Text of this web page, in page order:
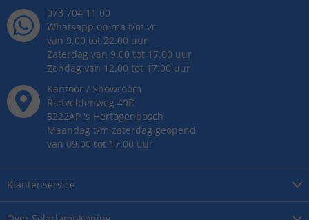
Klantenservice
073 704 11 00
Whatsapp op ma t/m vr
van 9.00 tot 22.00 uur
Zaterdag van 9.00 tot 17.00 uur
Zondag van 12.00 tot 17.00 uur
Kantoor / Showroom
Rietveldenweg 49D
5222AP 's Hertogenbosch
Maandag t/m zaterdag geopend
van 09.00 tot 17.00 uur